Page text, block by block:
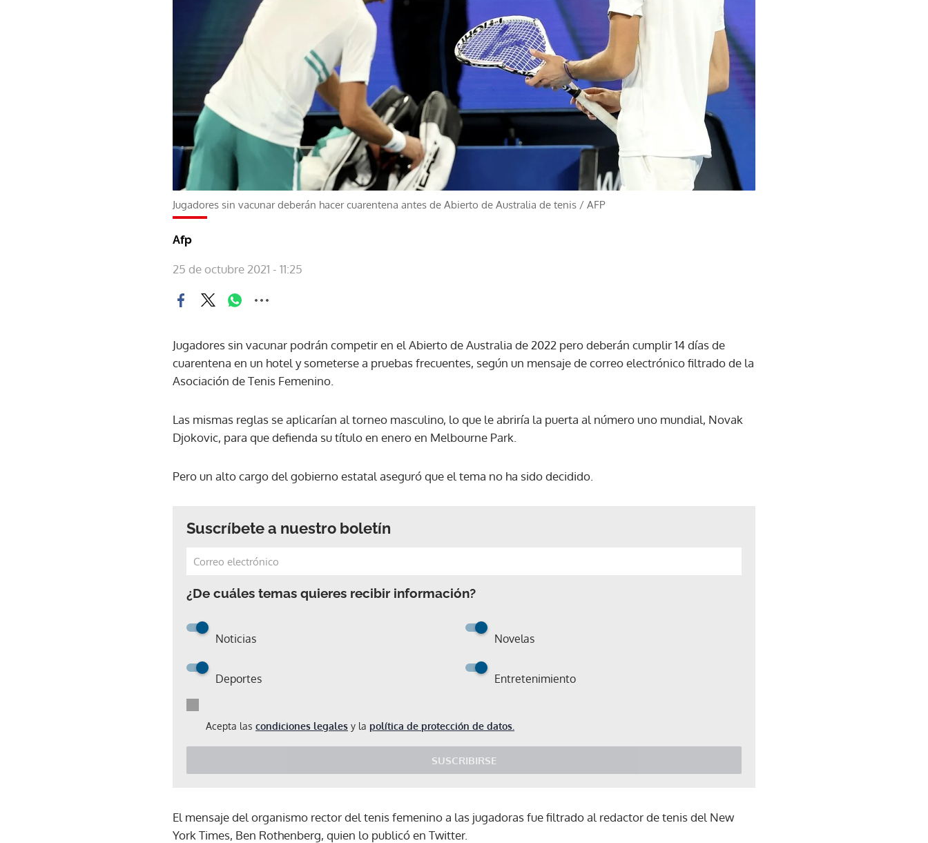
Jugadores sin vacunar deberán hacer cuarentena antes de Abierto de Australia de tenis / AFP
Afp
25 de octubre 2021 - 11:25
Jugadores sin vacunar podrán competir en el Abierto de Australia de 2022 pero deberán cumplir 14 días de
cuarentena en un hotel y someterse a pruebas frecuentes, según un mensaje de correo electrónico filtrado de la
Asociación de Tenis Femenino.
Las mismas reglas se aplicarían al torneo masculino, lo que le abriría la puerta al número uno mundial, Novak
Djokovic, para que defienda su título en enero en Melbourne Park.
Pero un alto cargo del gobierno estatal aseguró que el tema no ha sido decidido.
Suscríbete a nuestro boletín
¿De cuáles temas quieres recibir información?
Noticias Novelas
Deportes Entretenimiento
Acepta las condiciones legales y la política de protección de datos.
SUSCRIBIRSE
El mensaje del organismo rector del tenis femenino a las jugadoras fue filtrado al redactor de tenis del New
York Times, Ben Rothenberg, quien lo publicó en Twitter.